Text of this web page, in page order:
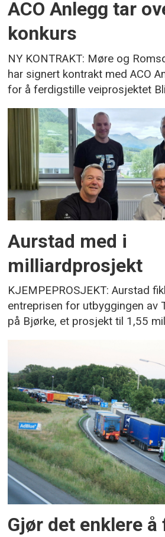
ACO Anlegg tar
konkurs
NY KONTRAKT: Møre og
har signert kontrakt med ACO
for å ferdigstille veiprosjektet
Aurstad med i
milliardprosjekt
KJEMPEPROSJEKT: Aurstad
entreprisen for utbyggingen av
på Bjørke, et prosjekt til 1,55
Gjør det enklere å